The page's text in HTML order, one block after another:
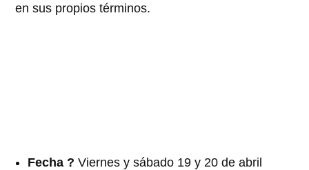
en sus propios términos.
Fecha ?️ Viernes y sábado 19 y 20 de abril